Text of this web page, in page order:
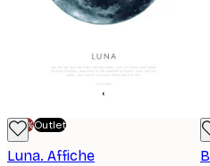
-70%Outlet
Luna. Affiche
-